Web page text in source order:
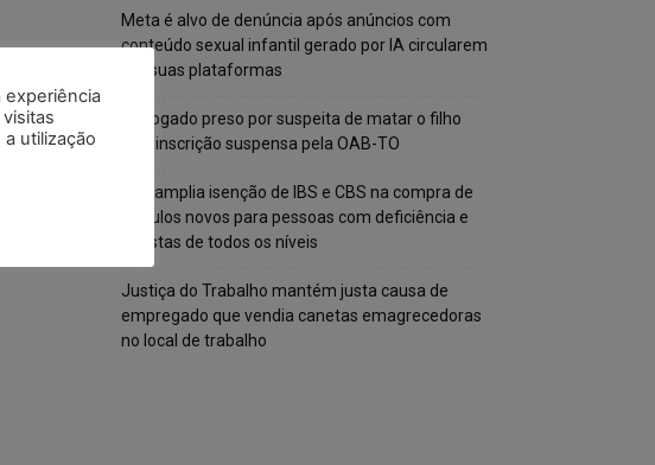
Meta é alvo de denúncia após anúncios com
conteúdo sexual infantil gerado por IA circularem
em suas plataformas
Advogado preso por suspeita de matar o filho
tem inscrição suspensa pela OAB-TO
STF amplia isenção de IBS e CBS na compra de
veículos novos para pessoas com deficiência e
autistas de todos os níveis
Justiça do Trabalho mantém justa causa de
empregado que vendia canetas emagrecedoras
no local de trabalho
experiência
a utilização